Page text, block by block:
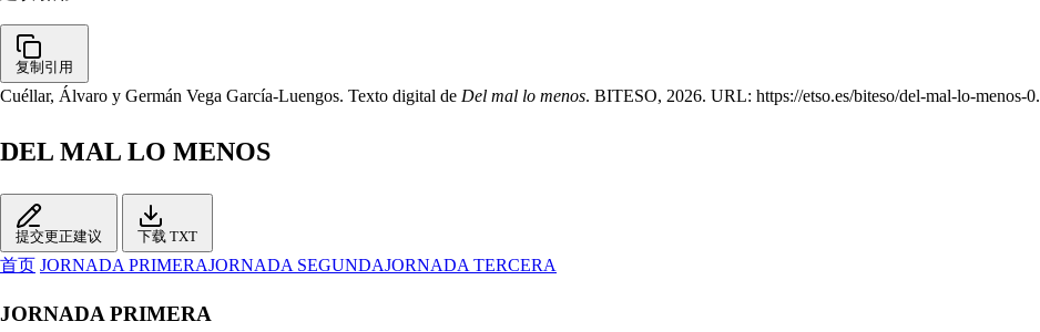
复制引用
Cuéllar, Álvaro y Germán Vega García-Luengos. Texto digital de Del mal lo menos. BITESO, 2026. URL: https://etso.es/biteso/del-mal-lo-menos-0.
DEL MAL LO MENOS
提交更正建议 下载 TXT
首页 JORNADA PRIMERAJORNADA SEGUNDAJORNADA TERCERA
JORNADA PRIMERA